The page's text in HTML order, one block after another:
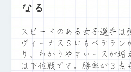
なる
スピードのある女子選手は
ヴィーナスＳにもベテラン
り、わかりやすいースが増
は下位戦です。勝率が３点